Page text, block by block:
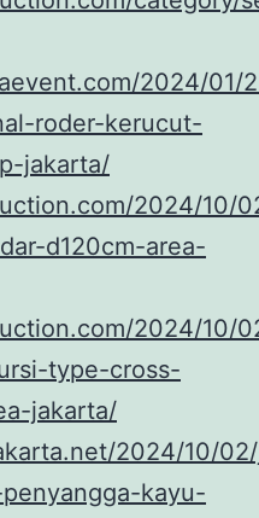
2024/01/
roder-kerucut-
jakarta/
2024/10/
d120cm-area-
2024/10/
type-cross-
jakarta/
2024/10/
kayu-